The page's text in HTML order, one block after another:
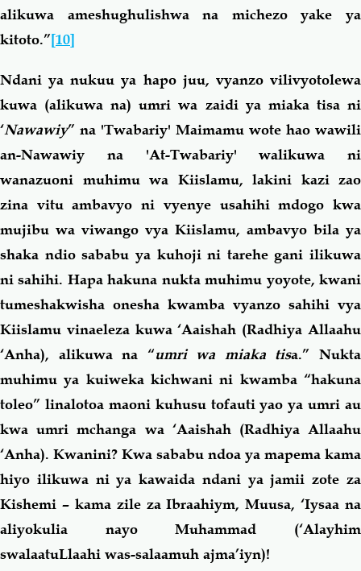
alikuwa ameshughulishwa na michezo yake ya
kitoto.”[10]
Ndani ya nukuu ya hapo juu, vyanzo vilivyotolewa
kuwa (alikuwa na) umri wa zaidi ya miaka tisa ni
‘Nawawiy” na 'Twabariy' Maimamu wote hao wawili
an-Nawawiy na 'At-Twabariy' walikuwa ni
wanazuoni muhimu wa Kiislamu, lakini kazi zao
zina vitu ambavyo ni vyenye usahihi mdogo kwa
mujibu wa viwango vya Kiislamu, ambavyo bila ya
shaka ndio sababu ya kuhoji ni tarehe gani ilikuwa
ni sahihi. Hapa hakuna nukta muhimu yoyote, kwani
tumeshakwisha onesha kwamba vyanzo sahihi vya
Kiislamu vinaeleza kuwa ‘Aaishah (Radhiya Allaahu
‘Anha), alikuwa na “umri wa miaka tisa.” Nukta
muhimu ya kuiweka kichwani ni kwamba “hakuna
toleo” linalotoa maoni kuhusu tofauti yao ya umri au
kwa umri mchanga wa ‘Aaishah (Radhiya Allaahu
‘Anha). Kwanini? Kwa sababu ndoa ya mapema kama
hiyo ilikuwa ni ya kawaida ndani ya jamii zote za
Kishemi – kama zile za Ibraahiym, Muusa, ‘Iysaa na
aliyokulia nayo Muhammad (‘Alayhim
swalaatuLlaahi was-salaamuh ajma’iyn)!